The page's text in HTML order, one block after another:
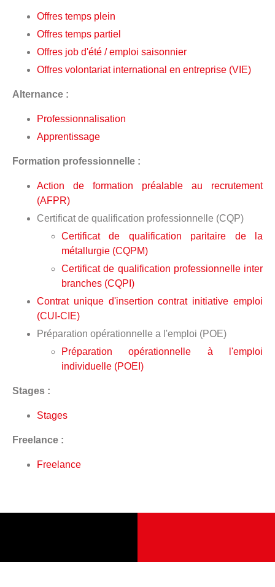
Offres temps plein
Offres temps partiel
Offres job d'été / emploi saisonnier
Offres volontariat international en entreprise (VIE)
Alternance :
Professionnalisation
Apprentissage
Formation professionnelle :
Action de formation préalable au recrutement
(AFPR)
Certificat de qualification professionnelle (CQP)
Certificat de qualification paritaire de la
métallurgie (CQPM)
Certificat de qualification professionnelle inter
branches (CQPI)
Contrat unique d'insertion contrat initiative emploi
(CUI-CIE)
Préparation opérationnelle a l'emploi (POE)
Préparation opérationnelle à l'emploi
individuelle (POEI)
Stages :
Stages
Freelance :
Freelance